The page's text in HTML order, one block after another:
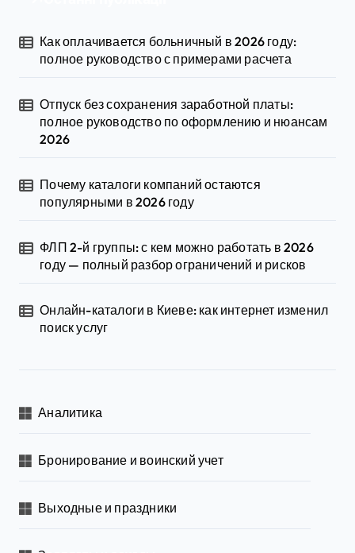
Как оплачивается больничный в 2026 году:
полное руководство с примерами расчета
Отпуск без сохранения заработной платы:
полное руководство по оформлению и нюансам
2026
Почему каталоги компаний остаются
популярными в 2026 году
ФЛП 2-й группы: с кем можно работать в 2026
году — полный разбор ограничений и рисков
Онлайн-каталоги в Киеве: как интернет изменил
поиск услуг
Аналитика
Бронирование и воинский учет
Выходные и праздники